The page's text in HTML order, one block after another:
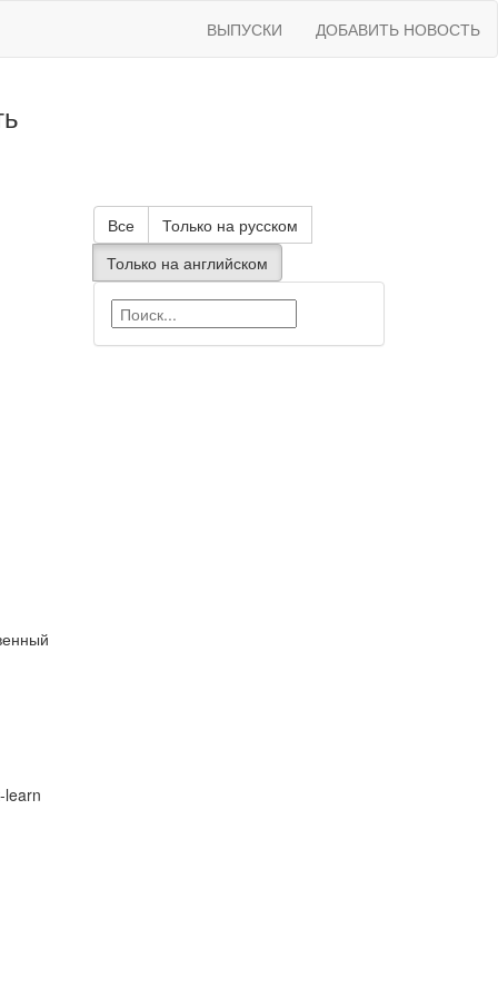
ВЫПУСКИ ДОБАВИТЬ НОВОСТЬ
learn
Все
Только на русском
Только на английском